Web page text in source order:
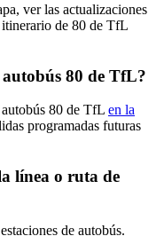
ver las actualizaciones
de 80 de TfL
80 de TfL?
80 de TfL en la
programadas futuras
línea o ruta de
de autobús.